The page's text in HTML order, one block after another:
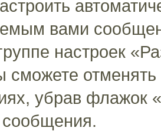
вами
настроек
сможете
убрав флажок
сообщения.